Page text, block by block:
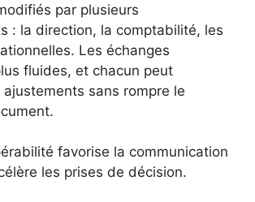
par plusieurs
: la direction, la comptabilité, les
Les échanges
fluides, et chacun peut
sans rompre le
favorise la communication
les prises de décision.